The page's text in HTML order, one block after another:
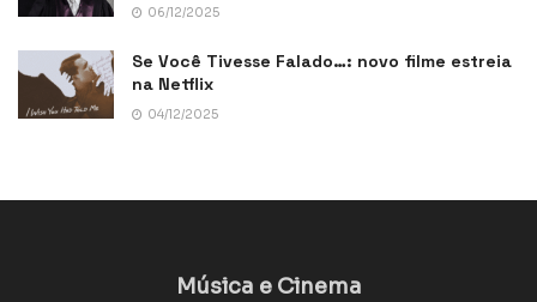
06/12/2025
Se Você Tivesse Falado…: novo filme estreia
na Netflix
04/12/2025
Música e Cinema